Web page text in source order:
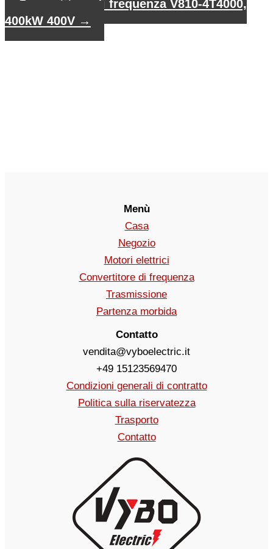
Convertitore di frequenza V810-4T4000,
400kW 400V →
Menù
Casa
Negozio
Motori elettrici
Convertitore di frequenza
Trasmissione
Partenza morbida
Contatto
vendita@vyboelectric.it
+49 15123569470
Condizioni generali di contratto
Politica sulla riservatezza
Trasporto
Contatto